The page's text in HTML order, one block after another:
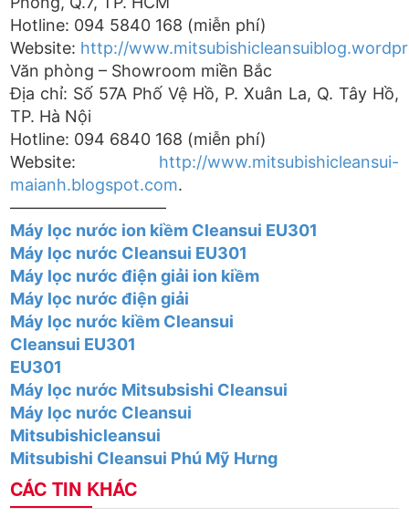
Hotline: 094 5840 168 (miễn phí)
Website: http://www.mitsubishicleansui
Văn phòng – Showroom miền Bắc
Địa chỉ: Số 57A Phố Vệ Hồ, P. Xuân La, Q. Tây Hồ,
TP. Hà Nội
Hotline: 094 6840 168 (miễn phí)
Website: http://www.mitsubishicleansui-
maianh.blogspot.com.
—————————–
Máy lọc nước ion kiềm Cleansui EU301
Máy lọc nước Cleansui EU301
Máy lọc nước điện giải ion kiềm
Máy lọc nước điện giải
Máy lọc nước kiềm Cleansui
Cleansui EU301
EU301
Máy lọc nước Mitsubsishi Cleansui
Máy lọc nước Cleansui
Mitsubishicleansui
Mitsubishi Cleansui Phú Mỹ Hưng
CÁC TIN KHÁC